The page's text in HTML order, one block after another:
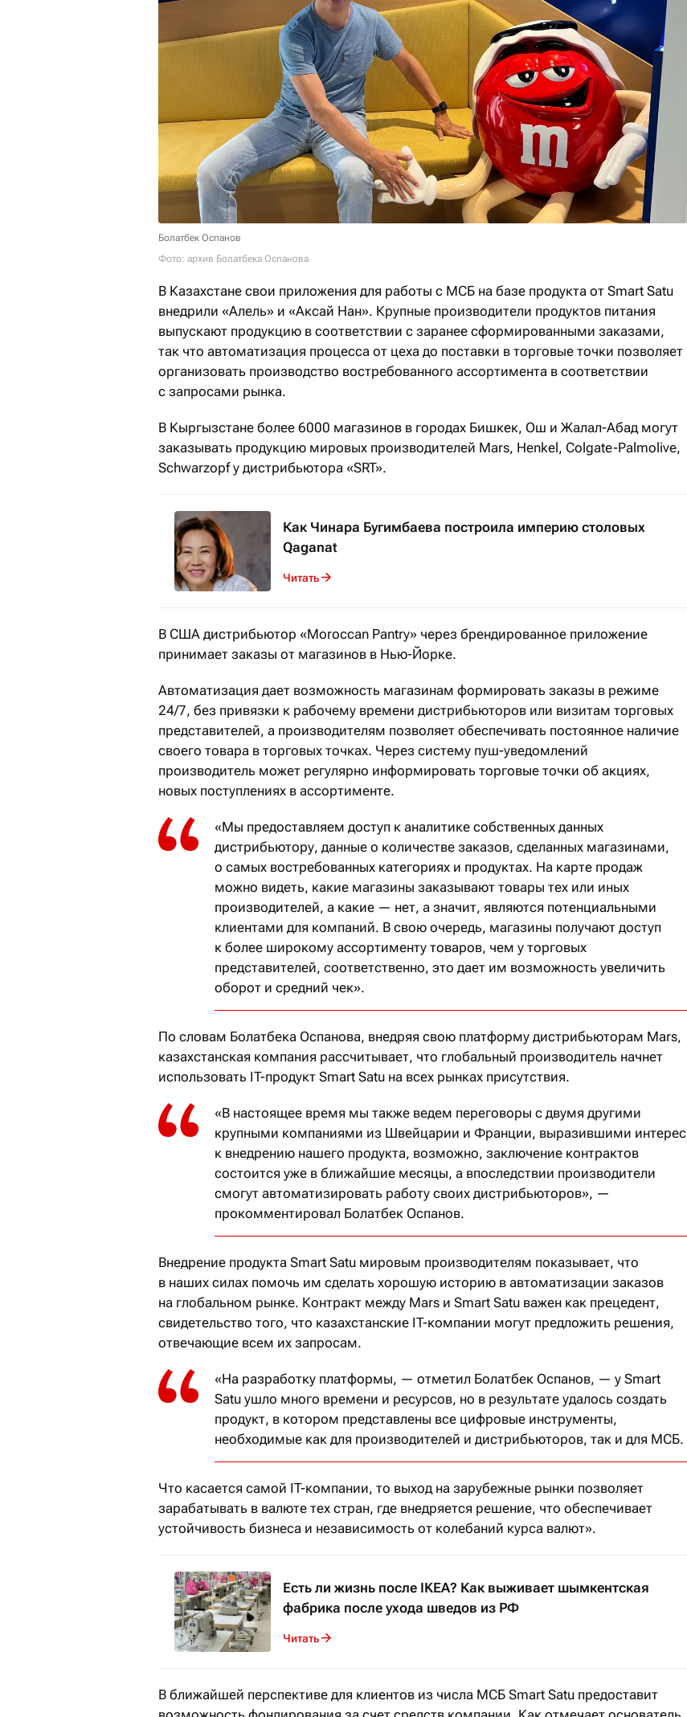
Болатбек Оспанов
Фото: архив Болатбека Оспанова
В Казахстане свои приложения для работы с МСБ на базе продукта от Smart Satu
внедрили «Алель» и «Аксай Нан». Крупные производители продуктов питания
выпускают продукцию в соответствии с заранее сформированными заказами,
так что автоматизация процесса от цеха до поставки в торговые точки позволяет
организовать производство востребованного ассортимента в соответствии
с запросами рынка.
В Кыргызстане более 6000 магазинов в городах Бишкек, Ош и Жалал-Абад могут
заказывать продукцию мировых производителей Mars, Henkel, Colgate-Palmolive,
Schwarzopf у дистрибьютора «SRT».
Как Чинара Бугимбаева построила империю столовых
Qaganat
Читать
В США дистрибьютор «Moroccan Pantry» через брендированное приложение
принимает заказы от магазинов в Нью-Йорке.
Автоматизация дает возможность магазинам формировать заказы в режиме
24/7, без привязки к рабочему времени дистрибьюторов или визитам торговых
представителей, а производителям позволяет обеспечивать постоянное наличие
своего товара в торговых точках. Через систему пуш-уведомлений
производитель может регулярно информировать торговые точки об акциях,
новых поступлениях в ассортименте.
«Мы предоставляем доступ к аналитике собственных данных
дистрибьютору, данные о количестве заказов, сделанных магазинами,
о самых востребованных категориях и продуктах. На карте продаж
можно видеть, какие магазины заказывают товары тех или иных
производителей, а какие — нет, а значит, являются потенциальными
клиентами для компаний. В свою очередь, магазины получают доступ
к более широкому ассортименту товаров, чем у торговых
представителей, соответственно, это дает им возможность увеличить
оборот и средний чек».
По словам Болатбека Оспанова, внедряя свою платформу дистрибьюторам Mars,
казахстанская компания рассчитывает, что глобальный производитель начнет
использовать IT-продукт Smart Satu на всех рынках присутствия.
«В настоящее время мы также ведем переговоры с двумя другими
крупными компаниями из Швейцарии и Франции, выразившими интерес
к внедрению нашего продукта, возможно, заключение контрактов
состоится уже в ближайшие месяцы, а впоследствии производители
смогут автоматизировать работу своих дистрибьюторов», —
прокомментировал Болатбек Оспанов.
Внедрение продукта Smart Satu мировым производителям показывает, что
в наших силах помочь им сделать хорошую историю в автоматизации заказов
на глобальном рынке. Контракт между Mars и Smart Satu важен как прецедент,
свидетельство того, что казахстанские IT-компании могут предложить решения,
отвечающие всем их запросам.
«На разработку платформы, — отметил Болатбек Оспанов, — у Smart
Satu ушло много времени и ресурсов, но в результате удалось создать
продукт, в котором представлены все цифровые инструменты,
необходимые как для производителей и дистрибьюторов, так и для МСБ.
Что касается самой IT-компании, то выход на зарубежные рынки позволяет
зарабатывать в валюте тех стран, где внедряется решение, что обеспечивает
устойчивость бизнеса и независимость от колебаний курса валют».
Есть ли жизнь после IKEA? Как выживает шымкентская
фабрика после ухода шведов из РФ
Читать
В ближайшей перспективе для клиентов из числа МСБ Smart Satu предоставит